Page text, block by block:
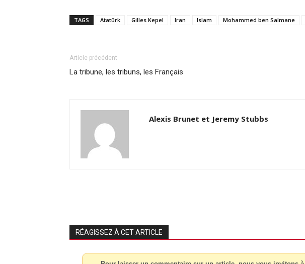
TAGS Atatürk Gilles Kepel Iran Islam Mohammed ben Salmane
Article précédent
La tribune, les tribuns, les Français
Alexis Brunet et Jeremy Stubbs
RÉAGISSEZ À CET ARTICLE